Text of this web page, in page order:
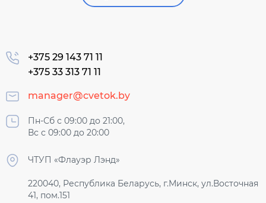
+375 29 143 71 11
+375 33 313 71 11
manager@cvetok.by
Пн-Сб с 09:00 до 21:00,
Вс с 09:00 до 20:00
ЧТУП «Флауэр Лэнд»
220040, Республика Беларусь, г.Минск, ул.Восточная
41, пом.151